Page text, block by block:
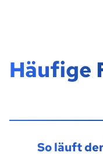
Häufige
So läuft